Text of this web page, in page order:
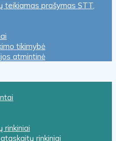
teikiamas prašymas STT,
tikimybė
atmintinė
rinkiniai
rinkiniai